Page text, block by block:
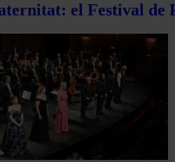
el Festival de